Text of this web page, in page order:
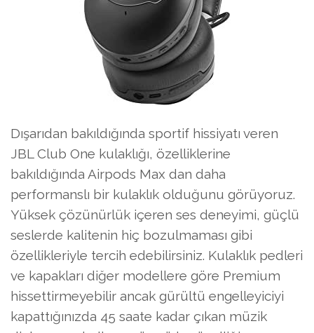
Dışarıdan bakıldığında sportif hissiyatı veren
JBL Club One kulaklığı, özelliklerine
bakıldığında Airpods Max dan daha
performanslı bir kulaklık olduğunu görüyoruz.
Yüksek çözünürlük içeren ses deneyimi, güçlü
seslerde kalitenin hiç bozulmaması gibi
özellikleriyle tercih edebilirsiniz. Kulaklık pedleri
ve kapakları diğer modellere göre Premium
hissettirmeyebilir ancak gürültü engelleyiciyi
kapattığınızda 45 saate kadar çıkan müzik